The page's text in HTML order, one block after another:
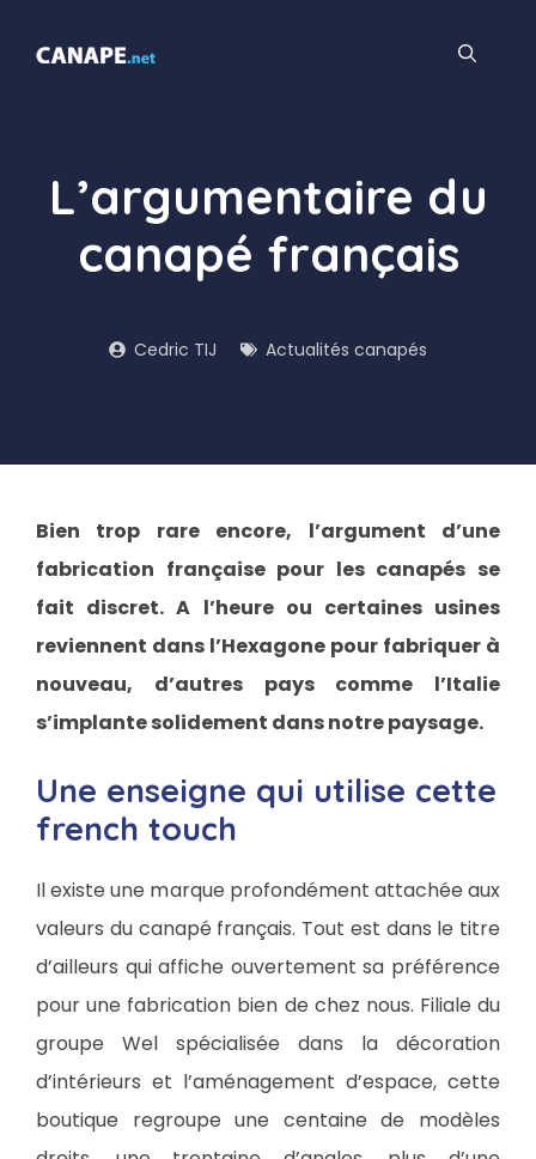
contenu
L’argumentaire du
canapé français
Cedric TIJ Actualités canapés
Bien trop rare encore, l’argument d’une
fabrication française pour les canapés se
fait discret. A l’heure ou certaines usines
reviennent dans l’Hexagone pour fabriquer à
nouveau, d’autres pays comme l’Italie
s’implante solidement dans notre paysage.
Une enseigne qui utilise cette
french touch
Il existe une marque profondément attachée aux
valeurs du canapé français. Tout est dans le titre
d’ailleurs qui affiche ouvertement sa préférence
pour une fabrication bien de chez nous. Filiale du
groupe Wel spécialisée dans la décoration
d’intérieurs et l’aménagement d’espace, cette
boutique regroupe une centaine de modèles